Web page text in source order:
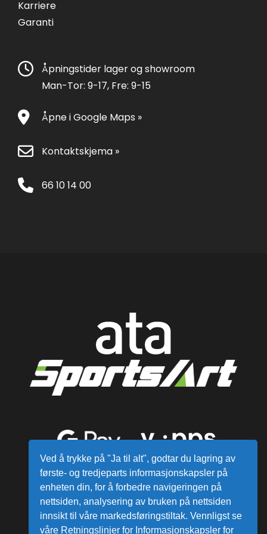
Karriere
Garanti
Åpningstider lager og showroom
Man-Tor: 9-17, Fre: 9-15
Åpne i Google Maps »
Kontaktskjema »
66 10 14 00
Ved å trykke på "Ja til alt", godtar du lagring av
første- og tredjeparts informasjonskapsler på
enheten din, for å forbedre navigeringen på
nettsiden, analysering av bruken på nettsiden
innsikt til våre markedsføringstiltak. Vennligst se
våre Retningslinjer for Informasjonskapsler for